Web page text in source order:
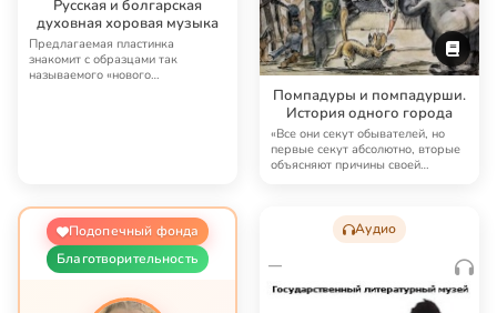
Русская и болгарская
духовная хоровая музыка
Предлагаемая пластинка
знакомит с образцами так
называемого «нового
Помпадуры и помпадурши.
История одного города
«Все они секут обывателей, но
первые секут абсолютно, вторые
объясняют причины своей
Подопечный фонда
Благотворительность
Аудио
—